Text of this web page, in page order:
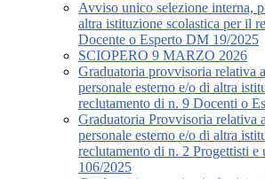
Avviso unico selezione interna,
altra istituzione scolastica per il
Docente o Esperto DM 19/2025
SCIOPERO 9 MARZO 2026
Graduatoria provvisoria relativa
personale esterno e/o di altra
reclutamento di n. 9 Docenti o
Graduatoria Provvisoria relativa
personale esterno e/o di altra
reclutamento di n. 2 Progettisti
106/2025